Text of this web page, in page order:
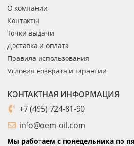
О компании
Контакты
Точки выдачи
Доставка и оплата
Правила использования
Условия возврата и гарантии
КОНТАКТНАЯ ИНФОРМАЦИЯ
+7 (495) 724-81-90
info@oem-oil.com
Мы работаем с понедельника по